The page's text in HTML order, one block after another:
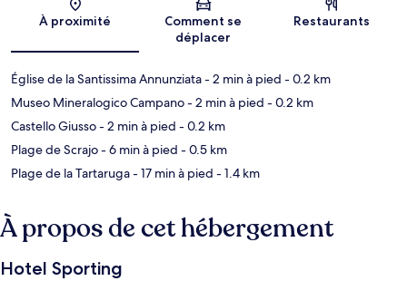
Carte
À proximité
Comment se
déplacer
Restaurants
Église de la Santissima Annunziata- 2 min à pied - 0.2 km
Museo Mineralogico Campano- 2 min à pied - 0.2 km
Castello Giusso- 2 min à pied - 0.2 km
Plage de Scrajo- 6 min à pied - 0.5 km
Plage de la Tartaruga- 17 min à pied - 1.4 km
À propos de cet hébergement
Hotel Sporting